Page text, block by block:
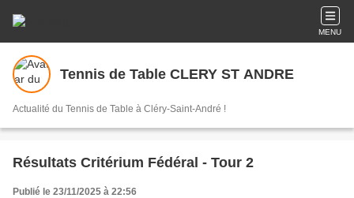
MENU
Tennis de Table CLERY ST ANDRE
Actualité du Tennis de Table à Cléry-Saint-André !
Résultats Critérium Fédéral - Tour 2
Publié le 23/11/2025 à 22:56